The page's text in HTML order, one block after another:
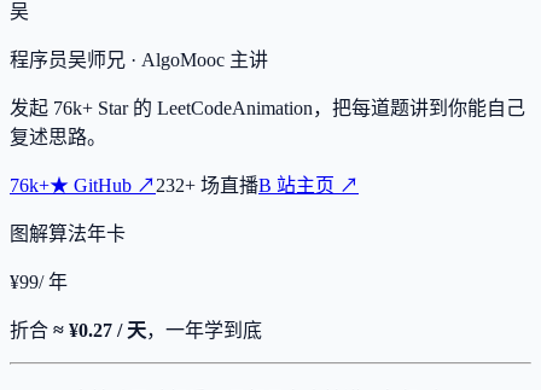
吴
程序员吴师兄 · AlgoMooc 主讲
发起 76k+ Star 的 LeetCodeAnimation，把每道题讲到你能自己
复述思路。
76k+★ GitHub ↗232+ 场直播B 站主页 ↗
图解算法年卡
¥99/ 年
折合 ≈ ¥0.27 / 天，一年学到底